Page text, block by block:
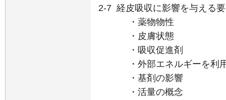
2-7 経皮吸収に影響を与える
・薬物物性
・皮膚状態
・吸収促進剤
・外部エネルギーを利用
・基剤の影響
・活量の概念